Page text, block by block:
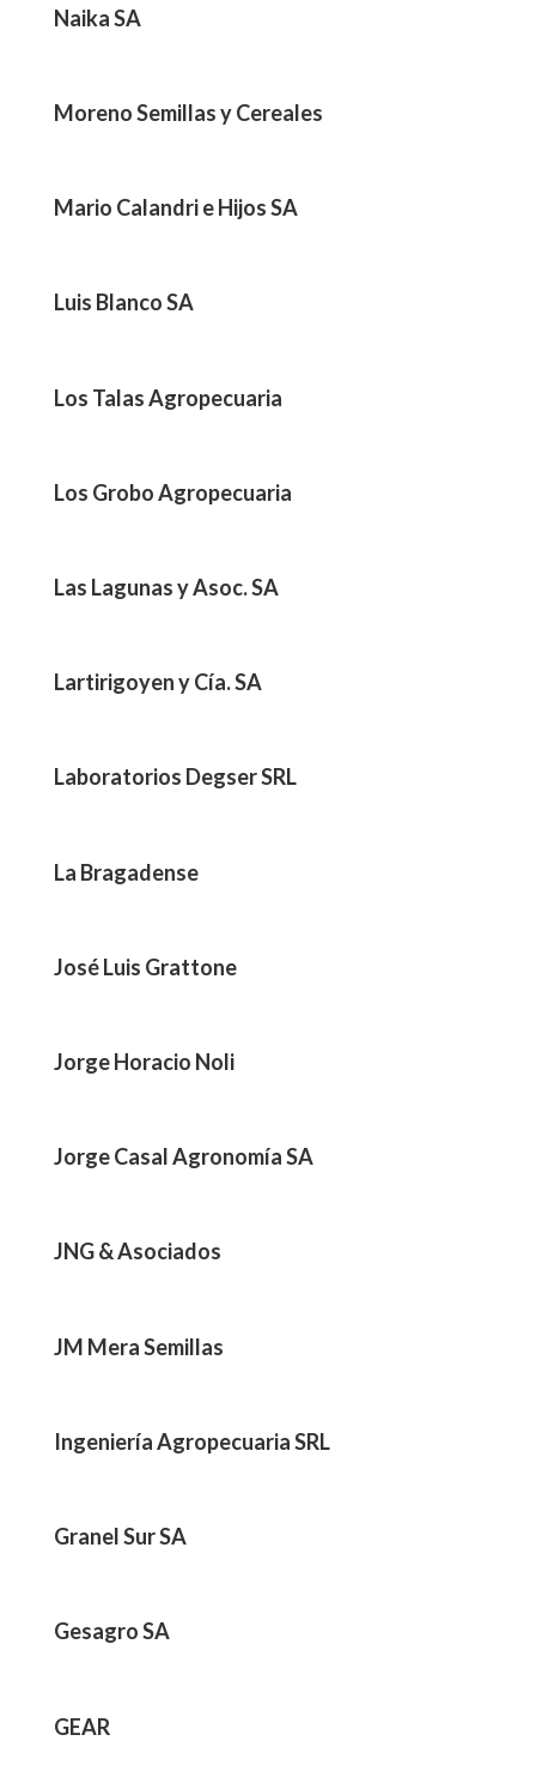
Naika SA
Moreno Semillas y Cereales
Mario Calandri e Hijos SA
Luis Blanco SA
Los Talas Agropecuaria
Los Grobo Agropecuaria
Las Lagunas y Asoc. SA
Lartirigoyen y Cía. SA
Laboratorios Degser SRL
La Bragadense
José Luis Grattone
Jorge Horacio Noli
Jorge Casal Agronomía SA
JNG & Asociados
JM Mera Semillas
Ingeniería Agropecuaria SRL
Granel Sur SA
Gesagro SA
GEAR